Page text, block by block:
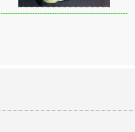
----------------------------------------------------